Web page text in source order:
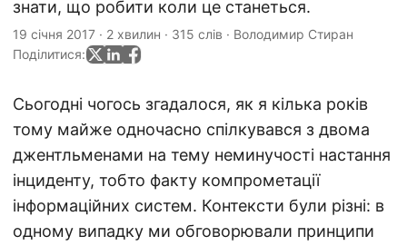
знати, що робити коли це станеться.
19 січня 2017 · 2 хвилин · 315 слів · Володимир Стиран
Поділитися:
Сьогодні чогось згадалося, як я кілька років
тому майже одночасно спілкувався з двома
джентльменами на тему неминучості настання
інциденту, тобто факту компрометації
інформаційних систем. Контексти були різні: в
одному випадку ми обговорювали принципи